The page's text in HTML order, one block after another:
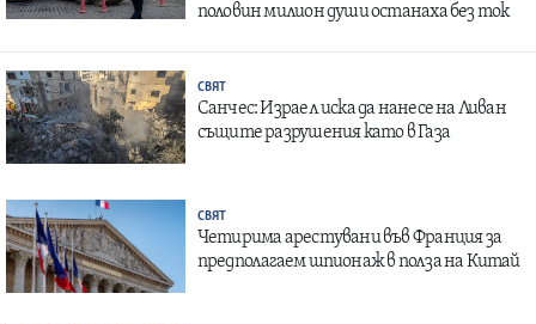
половин милион души останаха без ток
СВЯТ
Санчес: Израел иска да нанесе на Ливан
същите разрушения като в Газа
СВЯТ
Четирима арестувани във Франция за
предполагаем шпионаж в полза на Китай